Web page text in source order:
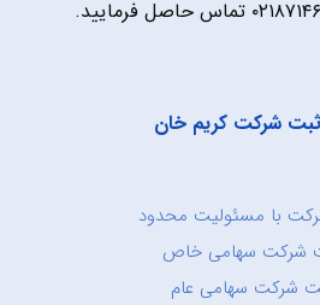
شرکت کریم خان
با مسئولیت محدود
شرکت سهامی خاص
شرکت سهامی عام